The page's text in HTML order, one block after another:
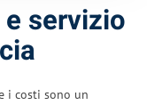
servizio
i costi sono un